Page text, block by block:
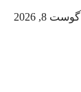
آگوست 8, 2026